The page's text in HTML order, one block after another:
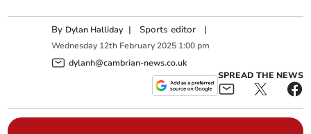
By Dylan Halliday | Sports editor |
Wednesday 12th February 2025 1:00 pm
dylanh@cambrian-news.co.uk
SPREAD THE NEWS